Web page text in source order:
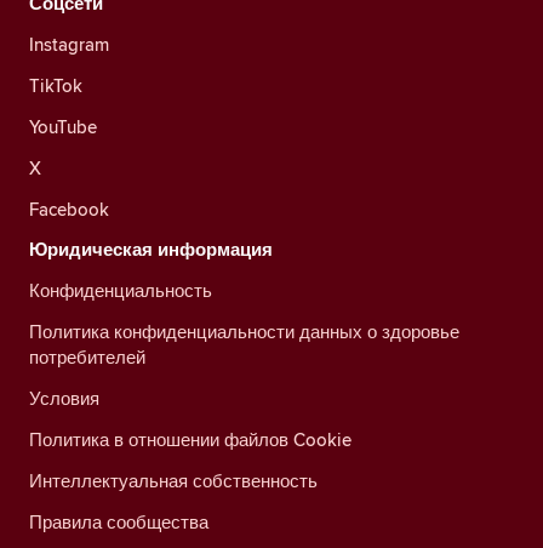
Instagram
TikTok
YouTube
X
Facebook
Юридическая информация
Конфиденциальность
Политика конфиденциальности данных о здоровье
потребителей
Условия
Политика в отношении файлов Cookie
Интеллектуальная собственность
Правила сообщества